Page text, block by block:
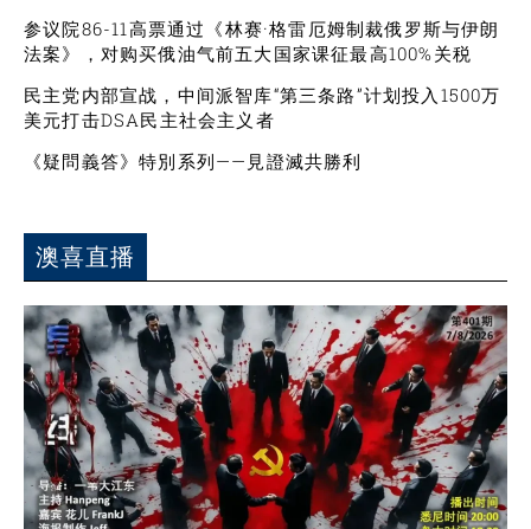
参议院86-11高票通过《林赛·格雷厄姆制裁俄罗斯与伊朗
法案》，对购买俄油气前五大国家课征最高100%关税
民主党内部宣战，中间派智库“第三条路”计划投入1500万
美元打击DSA民主社会主义者
《疑問義答》特別系列——見證滅共勝利
澳喜直播